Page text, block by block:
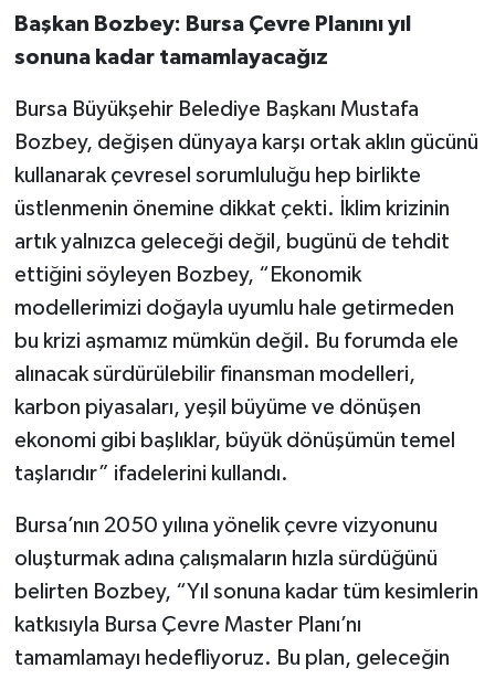
Başkan Bozbey: Bursa Çevre Planını yıl
sonuna kadar tamamlayacağız
Bursa Büyükşehir Belediye Başkanı Mustafa
Bozbey, değişen dünyaya karşı ortak aklın gücünü
kullanarak çevresel sorumluluğu hep birlikte
üstlenmenin önemine dikkat çekti. İklim krizinin
artık yalnızca geleceği değil, bugünü de tehdit
ettiğini söyleyen Bozbey, “Ekonomik
modellerimizi doğayla uyumlu hale getirmeden
bu krizi aşmamız mümkün değil. Bu forumda ele
alınacak sürdürülebilir finansman modelleri,
karbon piyasaları, yeşil büyüme ve dönüşen
ekonomi gibi başlıklar, büyük dönüşümün temel
taşlarıdır” ifadelerini kullandı.
Bursa’nın 2050 yılına yönelik çevre vizyonunu
oluşturmak adına çalışmaların hızla sürdüğünü
belirten Bozbey, “Yıl sonuna kadar tüm kesimlerin
katkısıyla Bursa Çevre Master Planı’nı
tamamlamayı hedefliyoruz. Bu plan, geleceğin